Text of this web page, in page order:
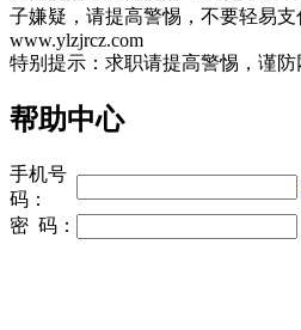
子嫌疑，请提高警惕，不要轻易
www.ylzjrcz.com
特别提示：求职请提高警惕，谨防
帮助中心
手机号
码：
密 码：